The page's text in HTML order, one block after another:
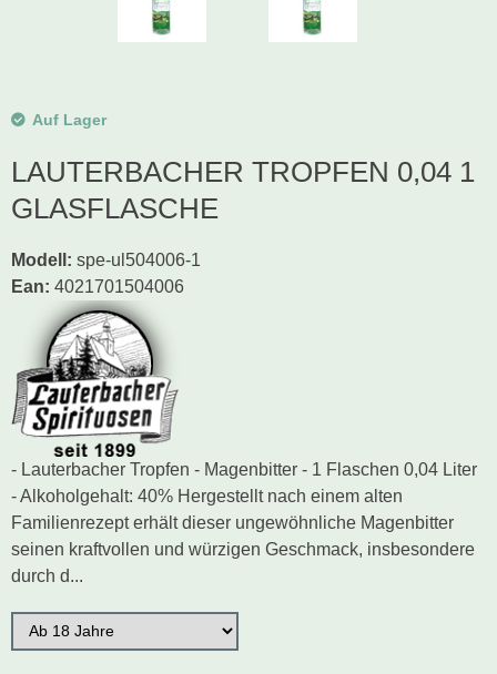
Auf Lager
LAUTERBACHER TROPFEN 0,04 1
GLASFLASCHE
Modell : spe-ul504006-1
Ean: 4021701504006
- Lauterbacher Tropfen - Magenbitter - 1 Flaschen 0,04 Liter
- Alkoholgehalt: 40% Hergestellt nach einem alten
Familienrezept erhält dieser ungewöhnliche Magenbitter
seinen kraftvollen und würzigen Geschmack, insbesondere
durch d...